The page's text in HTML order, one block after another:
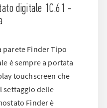
digitale 1C.61 -
Finder Tipo
è sempre a portata
touchscreen che
settaggio delle
Finder è